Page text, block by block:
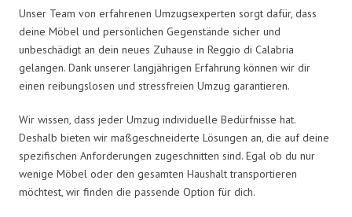
Unser Team von erfahrenen Umzugsexperten sorgt dafür, dass
deine Möbel und persönlichen Gegenstände sicher und
unbeschädigt an dein neues Zuhause in Reggio di Calabria
gelangen. Dank unserer langjährigen Erfahrung können wir dir
einen reibungslosen und stressfreien Umzug garantieren.
Wir wissen, dass jeder Umzug individuelle Bedürfnisse hat.
Deshalb bieten wir maßgeschneiderte Lösungen an, die auf deine
spezifischen Anforderungen zugeschnitten sind. Egal ob du nur
wenige Möbel oder den gesamten Haushalt transportieren
möchtest, wir finden die passende Option für dich.